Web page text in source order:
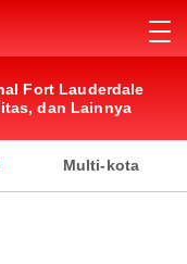
Fort Lauderdale
dan Lainnya
Multi-kota